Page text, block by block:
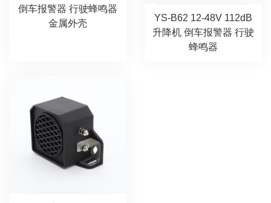
倒车报警器 行驶蜂鸣器
金属外壳
YS-B62 12-48V 112dB
升降机 倒车报警器 行驶
蜂鸣器